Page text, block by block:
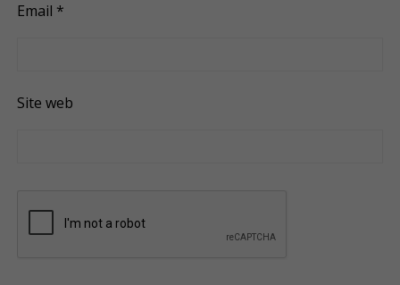
Email *
Site web